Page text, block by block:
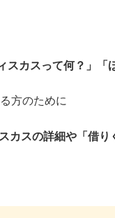
スカスって何？」「
方のために
カスの詳細や「借